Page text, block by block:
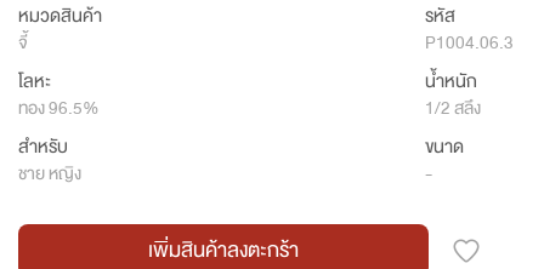
หมวดสินค้า
จี้
โลหะ
ทอง 96.5%
สำหรับ
ชาย หญิง
รหัส
P1004.06.3
น้ำหนัก
1/2 สลึง
ขนาด
-
เพิ่มสินค้าลงตะกร้า